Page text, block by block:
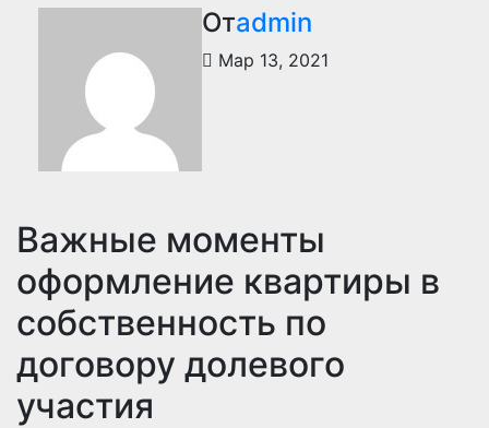
Отadmin
Мар 13, 2021
Важные моменты
оформление квартиры в
собственность по
договору долевого
участия